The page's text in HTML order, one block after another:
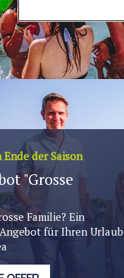
der Saison
"Grosse
Familie? Ein
für Ihren Urlaub